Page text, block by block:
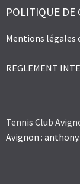
POLITIQUE DE
Mentions légales
REGLEMENT
Tennis Club
Avignon :